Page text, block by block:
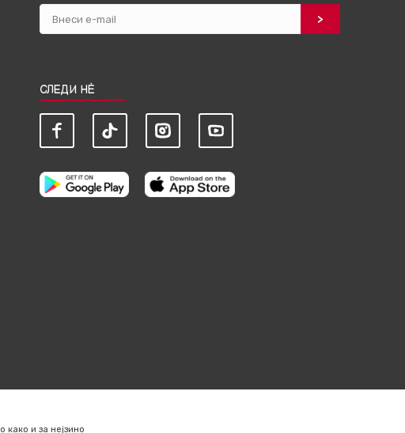
СЛЕДИ НЀ
и за нејзино